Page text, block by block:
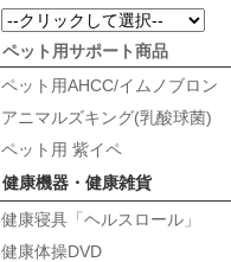
ペット用サポート商品
ペット用AHCC/イムノブロン
アニマルズキング(乳酸球菌)
ペット用 紫イペ
健康機器・健康雑貨
健康寝具「ヘルスロール」
健康体操DVD